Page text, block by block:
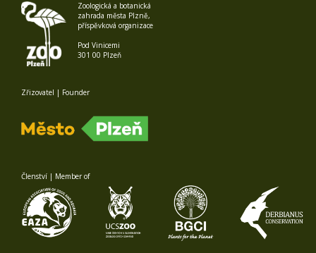
Zoologická a botanická
zahrada města Plzně,
příspěvková organizace
Pod Vinicemi
301 00 Plzeň
Zřizovatel | Founder
Členství | Member of